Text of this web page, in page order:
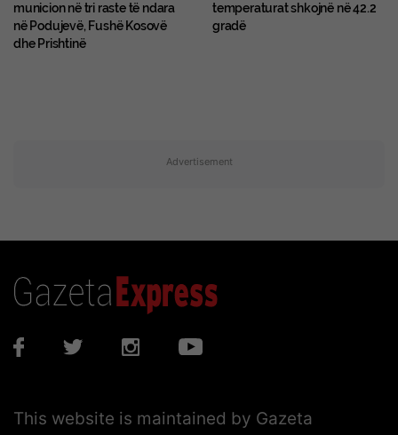
municion në tri raste të ndara
në Podujevë, Fushë Kosovë
dhe Prishtinë
temperaturat shkojnë në 42.2
gradë
Advertisement
This website is maintained by Gazeta